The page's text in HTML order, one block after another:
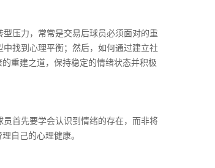
压力，常常是交易后球员必须面对的重
找到心理平衡；然后，如何通过建立社
重建之道，保持稳定的情绪状态并积极
首先要学会认识到情绪的存在，而非将
自己的心理健康。